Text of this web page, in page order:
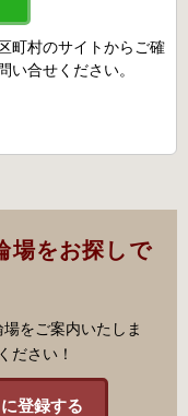
町村のサイトからご確
い合せください。
場をお探しで
をご案内いたしま
ださい！
登録する